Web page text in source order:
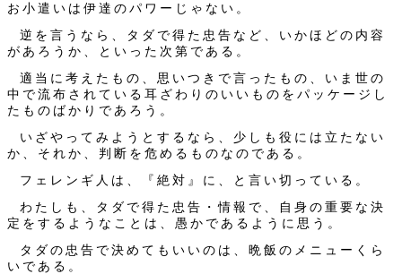
お小遣いは伊達のパワーじゃない。
逆を言うなら、タダで得た忠告など、いかほどの内容
があろうか、といった次第である。
適当に考えたもの、思いつきで言ったもの、いま世の
中で流布されている耳ざわりのいいものをパッケージし
たものばかりであろう。
いざやってみようとするなら、少しも役には立たない
か、それか、判断を危めるものなのである。
フェレンギ人は、『絶対』に、と言い切っている。
わたしも、タダで得た忠告・情報で、自身の重要な決
定をするようなことは、愚かであるように思う。
タダの忠告で決めてもいいのは、晩飯のメニューくら
いである。